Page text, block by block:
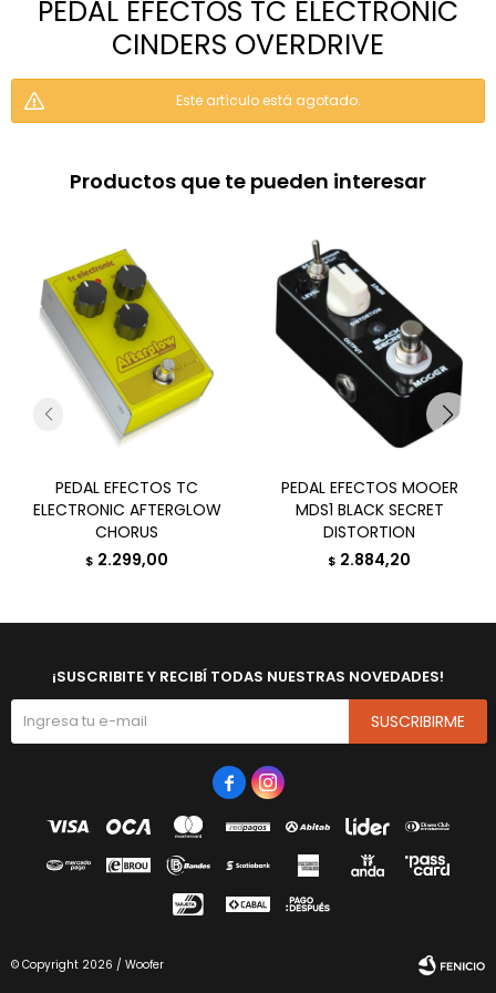
PEDAL EFECTOS TC ELECTRONIC
CINDERS OVERDRIVE
Este artículo está agotado.
Productos que te pueden interesar
PEDAL EFECTOS TC
ELECTRONIC AFTERGLOW
CHORUS
$ 2.299,00
PEDAL EFECTOS MOOER
MDS1 BLACK SECRET
DISTORTION
$ 2.884,20
¡SUSCRIBITE Y RECIBÍ TODAS NUESTRAS NOVEDADES!
SUSCRIBIRME
 
© Copyright 2026 / Woofer